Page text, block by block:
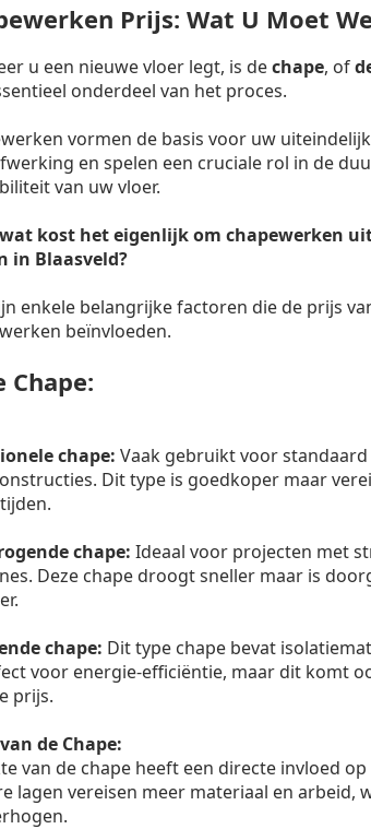
Prijs: Wat U Moet
u een nieuwe vloer legt, is dechape, of
onderdeel van het proces.
vormen de basis voor uw
en spelen een cruciale rol in de
van uw vloer.
kost het eigenlijk om chapewerken
in Blaasveld?
enkele belangrijke factoren die de prijs
beïnvloeden.
Chape:
chape: Vaak gebruikt voor standaard
Dit type is goedkoper maar
chape: Ideaal voor projecten met
Deze chape droogt sneller maar is
chape: Dit type chape bevat
voor energie-efficiëntie, maar dit komt
prijs.
de Chape:
van de chape heeft een directe invloed
lagen vereisen meer materiaal en arbeid,